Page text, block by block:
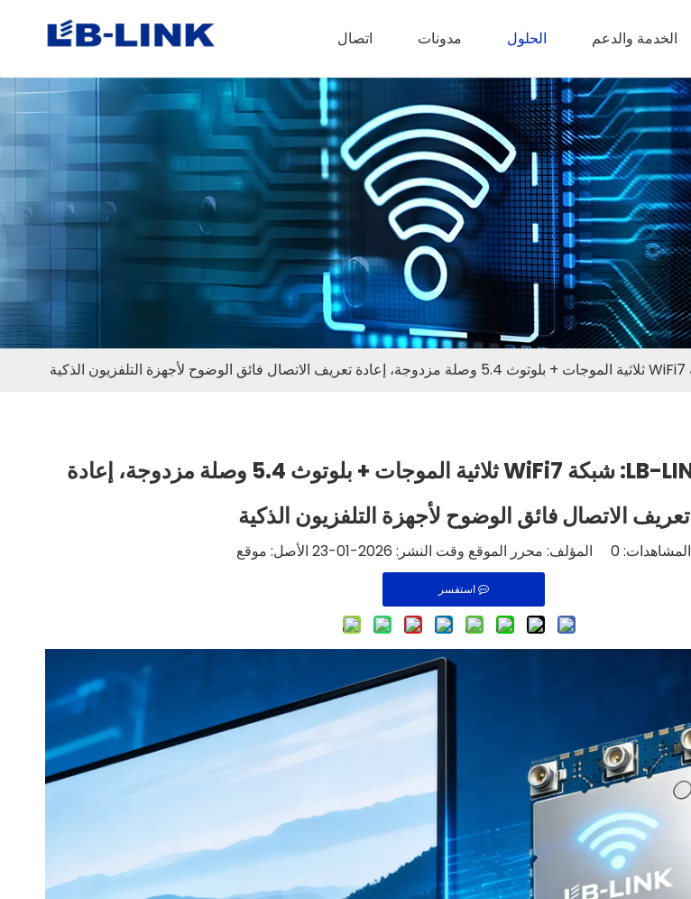
الخدمة والدعم الحلول مدونات اتصال
LB-LINK BL-M7925AU1: شبكة WiFi7 ثلاثية الموجات + بلوتوث 5.4 وصلة مزدوجة، إعادة
تعريف الاتصال فائق الوضوح لأجهزة التلفزيون الذكية
المشاهدات:0 المؤلف: محرر الموقع وقت النشر: 2026-01-23 الأصل: موقع
استفسر